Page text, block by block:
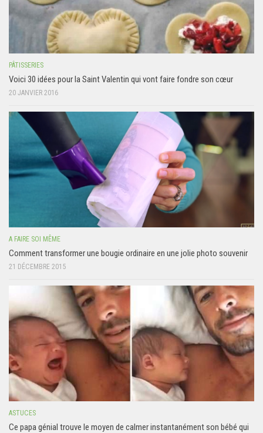
PÂTISSERIES
Voici 30 idées pour la Saint Valentin qui vont faire fondre son cœur
20 JANVIER 2016
A FAIRE SOI MÊME
Comment transformer une bougie ordinaire en une jolie photo souvenir
21 DÉCEMBRE 2015
ASTUCES
Ce papa génial trouve le moyen de calmer instantanément son bébé qui